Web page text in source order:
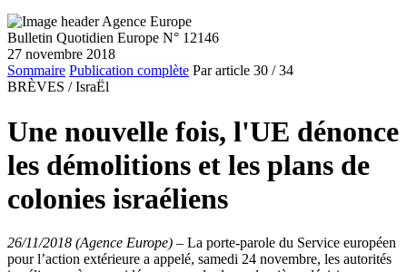
Bulletin Quotidien Europe N° 12146
27 novembre 2018
Sommaire Publication complète Par article 30 / 34
BRÈVES / IsraËl
Une nouvelle fois, l'UE dénonce
les démolitions et les plans de
colonies israéliens
26/11/2018 (Agence Europe) – La porte-parole du Service européen
pour l’action extérieure a appelé, samedi 24 novembre, les autorités